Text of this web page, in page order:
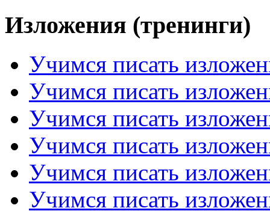
Изложения (тренинги)
Учимся писать
Учимся писать
Учимся писать
Учимся писать
Учимся писать
Учимся писать